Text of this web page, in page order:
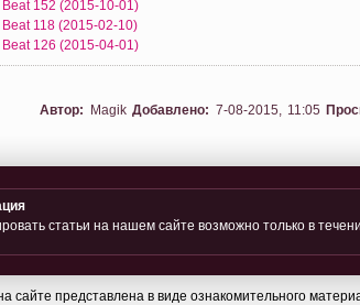
152 (2015-10-01)
118 (2015-02-10)
126 (2015-04-01)
Автор: Magik Добавлено: 7-08-2015, 11:05
статьи на нашем сайте возможно только в
сайте представлена в виде ознакомительного